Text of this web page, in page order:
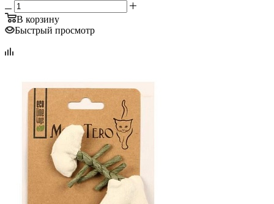
В корзину
Быстрый просмотр